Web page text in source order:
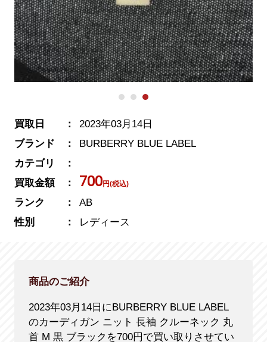
買取日
2023年03月14日
ブランド
BURBERRY BLUE LABEL
カテゴリ
買取金額
700円(税込)
ランク
AB
性別
レディース
商品のご紹介
2023年03月14日にBURBERRY BLUE LABEL
のカーディガン ニット 長袖 クルーネック 丸
首 M 黒 ブラックを700円で買い取りさせてい